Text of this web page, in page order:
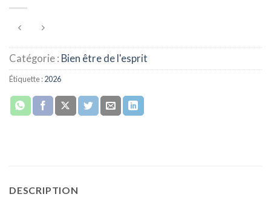
Catégorie : Bien être de l'esprit
Étiquette :2026
DESCRIPTION